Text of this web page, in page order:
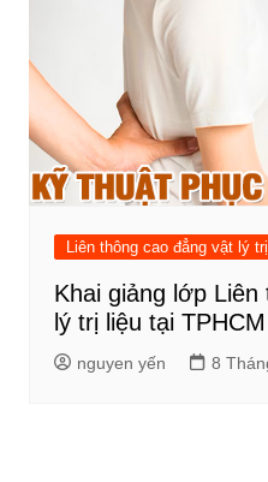
Liên thông cao đẳng vật lý
Khai giảng lớp
lý trị liệu tại
nguyen yến 8